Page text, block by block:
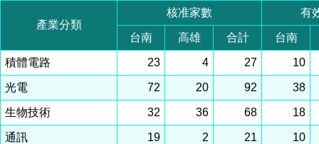
產業分類
核准家數 有
台南 高雄 合計 台南
積體電路 23 4 27 10
光電 72 20 92 38
生物技術 32 36 68 18
通訊 19 2 21 10